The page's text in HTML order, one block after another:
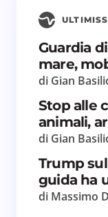
Guardia
mare,
di Gian
Stop alle
animali,
di Gian
Trump
guida ha
di Massimo